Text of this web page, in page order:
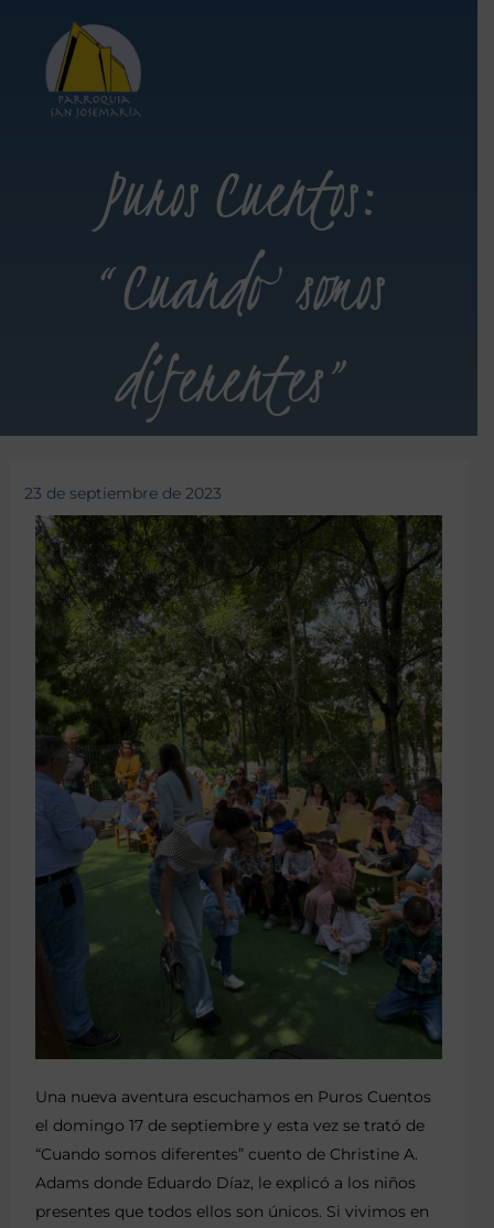
Puros Cuentos:
“Cuando somos
diferentes”
23 de septiembre de 2023
Una nueva aventura escuchamos en Puros Cuentos
el domingo 17 de septiembre y esta vez se trató de
“Cuando somos diferentes” cuento de Christine A.
Adams donde Eduardo Díaz, le explicó a los niños
presentes que todos ellos son únicos. Si vivimos en